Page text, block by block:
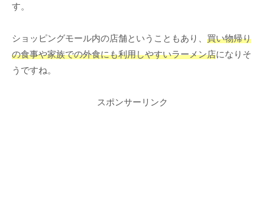
す。
ショッピングモール内の店舗ということもあり、 買い物帰り
の食事や家族での外食にも利用しやすいラーメン店になりそ
うですね。
スポンサーリンク